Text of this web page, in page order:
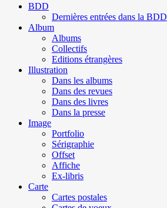
BDD
Dernières entrées dans la BDD
Album
Albums
Collectifs
Editions étrangères
Illustration
Dans les albums
Dans des revues
Dans des livres
Dans la presse
Image
Portfolio
Sérigraphie
Offset
Affiche
Ex-libris
Carte
Cartes postales